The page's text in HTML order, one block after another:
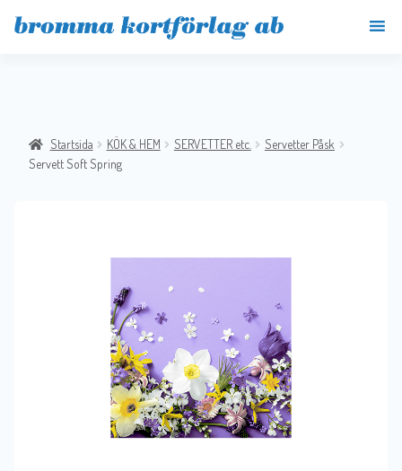
Startsida KÖK & HEM SERVETTER etc.
Servetter Påsk
Servett Soft Spring